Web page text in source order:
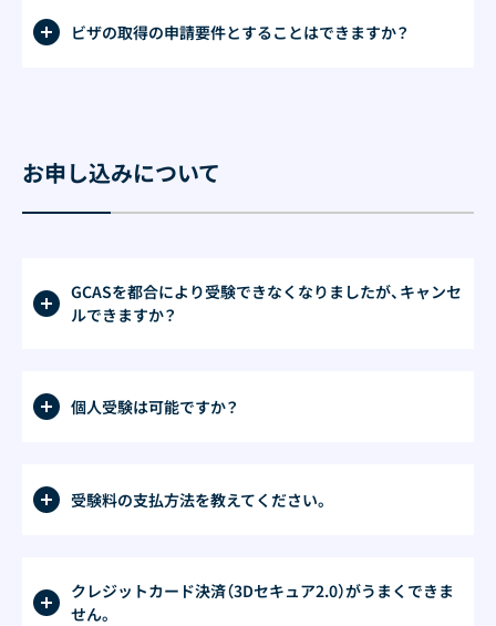
ビザの取得の申請要件とすることはできますか？
お申し込みについて
GCASを都合により受験できなくなりましたが、キャンセ
ルできますか？
個人受験は可能ですか？
受験料の支払方法を教えてください。
クレジットカード決済（3Dセキュア2.0）がうまくできま
せん。